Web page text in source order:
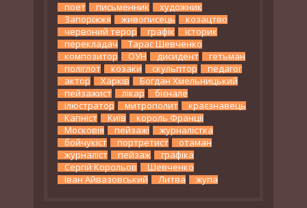
поет письменник
художник
Запоріжжя
живописець
козацтво
червоний терор
графік
історик
перекладач
Тарас Шевченко
композитор
ОУН дисидент
гетьман
поліглот
козаки скульптор
педагог
актор
Харків
Богдан Хмельницький
пейзажист
лікар
бієнале
ілюстратор
митрополит
краєзнавець
Капніст
Київ
король Франції
Московія
пейзажі
журналістка
бойчукіст
портретист
отаман
журналіст
пейзаж
графіка
Сергій Корольов
Шевченко
Іван Айвазовський
Литва жупа